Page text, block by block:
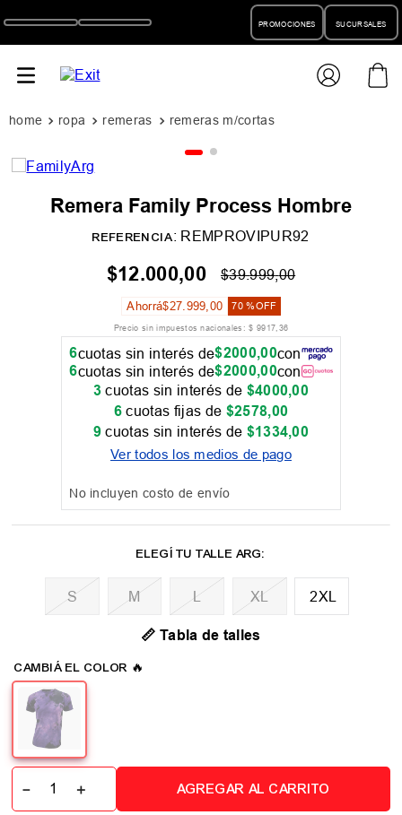
PROMOCIONES SUCURSALES
ropa remeras remeras m/cortas
Remera Family Process Hombre
REFERENCIA: REMPROVIPUR92
$12.000,00 $39.999,00
Ahorrá$27.999,00 70 %OFF
Precio sin impuestos nacionales:$ 9917,36
6cuotas sin interés de$2000,00con
6cuotas sin interés de$2000,00con
3 cuotas sin interés de $4000,00
6 cuotas fijas de $2578,00
9 cuotas sin interés de $1334,00
Ver todos los medios de pago
No incluyen costo de envío
M L XL 2XL
📏 Tabla de talles
＋
－ AGREGAR AL CARRITO